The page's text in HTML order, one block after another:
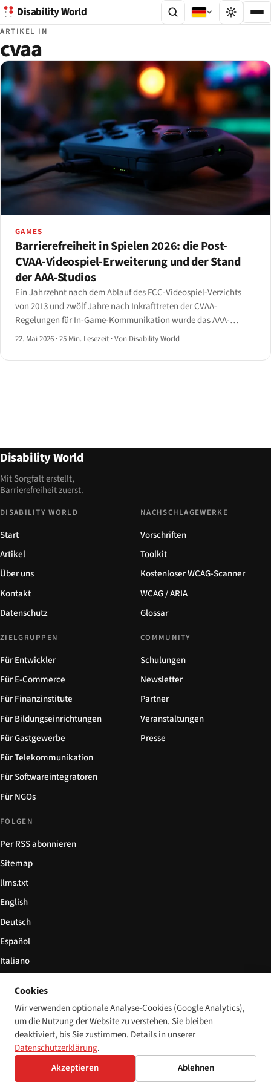
Disability World
ARTIKEL IN
cvaa
GAMES
Barrierefreiheit in Spielen 2026: die Post-
CVAA-Videospiel-Erweiterung und der Stand
der AAA-Studios
Ein Jahrzehnt nach dem Ablauf des FCC-Videospiel-Verzichts
von 2013 und zwölf Jahre nach Inkrafttreten der CVAA-
Regelungen für In-Game-Kommunikation wurde das AAA-
Konsolengeschäft — ungleichmäßig, manchmal widerstrebend
hineingezogen.
22. Mai 2026 ·25 Min. Lesezeit ·Von Disability World
Disability World
Mit Sorgfalt erstellt,
Barrierefreiheit zuerst.
DISABILITY WORLD
Start
Artikel
Über uns
Kontakt
Datenschutz
NACHSCHLAGEWERKE
Vorschriften
Toolkit
Kostenloser WCAG-Scanner
WCAG / ARIA
Glossar
ZIELGRUPPEN
Für Entwickler
Für E-Commerce
Für Finanzinstitute
Für Bildungseinrichtungen
Für Gastgewerbe
Für Telekommunikation
Für Softwareintegratoren
Für NGOs
COMMUNITY
Schulungen
Newsletter
Partner
Veranstaltungen
Presse
FOLGEN
Per RSS abonnieren
Sitemap
llms.txt
English
Deutsch
Español
Italiano
© 2026 Disability World. Alle Rechte vorbehalten. Cookie-Einstellungen
EnglishDeutschEspañol 简体中文Polski
Cookies
Wir verwenden optionale Analyse-Cookies (Google Analytics),
um die Nutzung der Website zu verstehen. Sie bleiben
deaktiviert, bis Sie zustimmen. Details in unserer
Datenschutzerklärung.
Akzeptieren
Ablehnen